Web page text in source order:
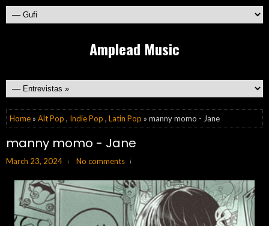
Amplead Music
Home » Alt Pop , Indie Pop , Latin Pop » manny momo - Jane
manny momo - Jane
March 23, 2024 No comments